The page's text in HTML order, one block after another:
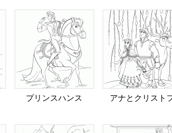
プリンスハンス アナとクリスト